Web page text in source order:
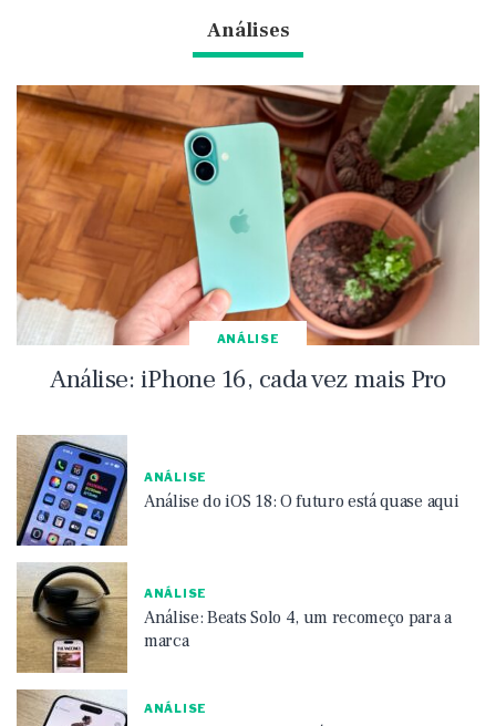
Análises
ANÁLISE
Análise: iPhone 16, cada vez mais Pro
ANÁLISE
Análise do iOS 18: O futuro está quase aqui
ANÁLISE
Análise: Beats Solo 4, um recomeço para a
marca
ANÁLISE